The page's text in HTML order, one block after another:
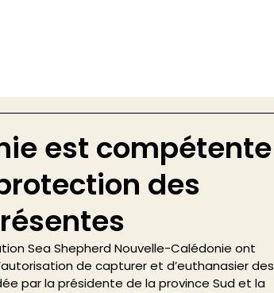
est compétente
des
Sea Shepherd Nouvelle-Calédonie ont
de capturer et d’euthanasier des
par la présidente de la province Sud et la